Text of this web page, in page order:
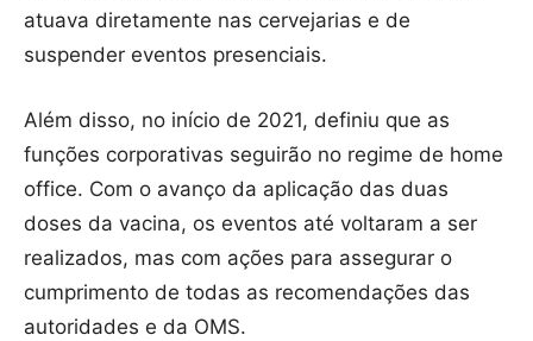
atuava diretamente nas cervejarias e de
suspender eventos presenciais.
Além disso, no início de 2021, definiu que as
funções corporativas seguirão no regime de home
office. Com o avanço da aplicação das duas
doses da vacina, os eventos até voltaram a ser
realizados, mas com ações para assegurar o
cumprimento de todas as recomendações das
autoridades e da OMS.